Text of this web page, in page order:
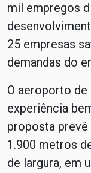
mil empregos
25 empresas
demandas do
O aeroporto de
experiência
proposta
1.900 metros
de largura, em